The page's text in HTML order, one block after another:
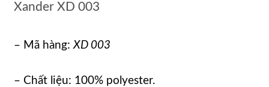
Xander XD 003
– Mã hàng: XD 003
– Chất liệu: 100% polyester.